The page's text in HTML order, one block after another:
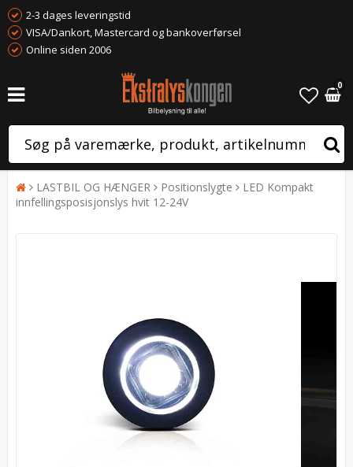
2-3 dages leveringstid
VISA/Dankort, Mastercard og bankoverførsel
Online siden 2006
0
LASTBIL OG HÆNGER Positionslygte
LED Kompakt
innfellingsposisjonslys hvit 12-24V